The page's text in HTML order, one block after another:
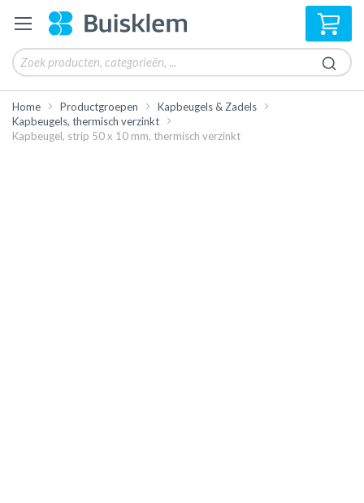
Home Productgroepen
Kapbeugels & Zadels
Kapbeugels, thermisch verzinkt
Kapbeugel, strip 50 x 10 mm, thermisch verzinkt